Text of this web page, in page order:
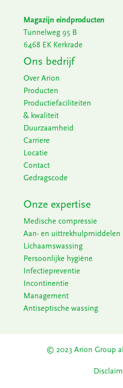
Magazijn eindproducten
Tunnelweg 95 B
6468 EK Kerkrade
Ons bedrijf
Over Arion
Producten
Productiefaciliteiten
& kwaliteit
Duurzaamheid
Carriere
Locatie
Contact
Gedragscode
Onze expertise
Medische compressie
Aan- en uittrekhulpmiddelen
Lichaamswassing
Persoonlijke hygiëne
Infectiepreventie
Incontinentie
Management
Antiseptische wassing
© 2023 Arion Group